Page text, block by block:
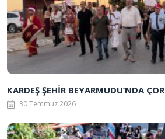
KARDEŞ ŞEHİR BEYARMUDU’NDA
30 Temmuz 2026